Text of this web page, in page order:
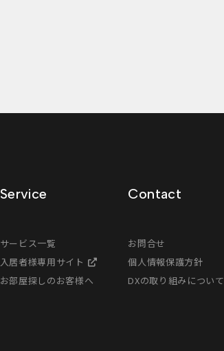
Service
サービス一覧
入居者様専用サイト
お部屋探しのお客様へ
Contact
お問合せ
個人情報保護方針
DXの取り組みについて